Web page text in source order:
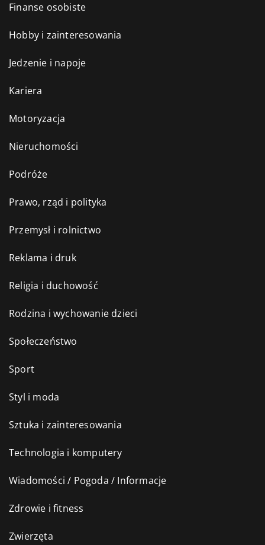
Finanse osobiste
Hobby i zainteresowania
Jedzenie i napoje
Kariera
Motoryzacja
Nieruchomości
Podróże
Prawo, rząd i polityka
Przemysł i rolnictwo
Reklama i druk
Religia i duchowość
Rodzina i wychowanie dzieci
Społeczeństwo
Sport
Styl i moda
Sztuka i zainteresowania
Technologia i komputery
Wiadomości / Pogoda / Informacje
Zdrowie i fitness
Zwierzęta